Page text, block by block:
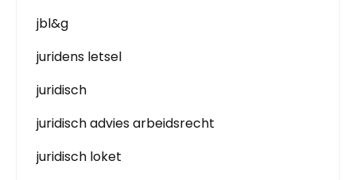
jbl&g
juridens letsel
juridisch
juridisch advies arbeidsrecht
juridisch loket